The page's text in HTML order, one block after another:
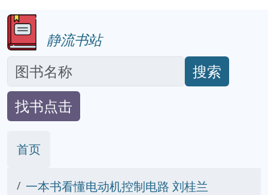
静流书站
搜索
找书点击
首页
一本书看懂电动机控制电路 刘桂兰